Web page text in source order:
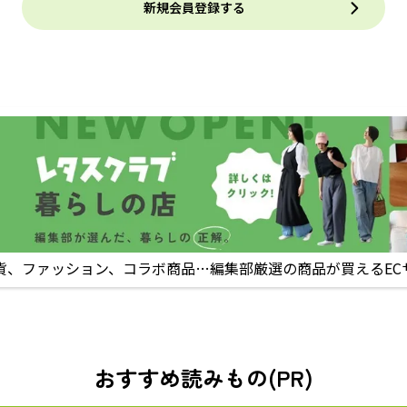
新規会員登録する
、ファッション、コラボ商品…編集部厳選の商品が買えるEC
おすすめ読みもの(PR)